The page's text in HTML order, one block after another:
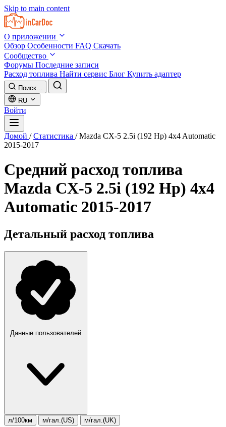
Skip to main content
О приложении
Обзор Особенности FAQ Скачать
Сообщество
Форумы Последние записи
Расход топлива Найти сервис Блог Купить адаптер
Поиск...
RU
Войти
Домой / Статистика / Mazda CX-5 2.5i (192 Hp) 4x4 Automatic
2015-2017
Средний расход топлива
Mazda CX-5 2.5i (192 Hp) 4x4
Automatic 2015-2017
Детальный расход топлива
Данные пользователей
л/100км м/гал.(US) м/гал.(UK)